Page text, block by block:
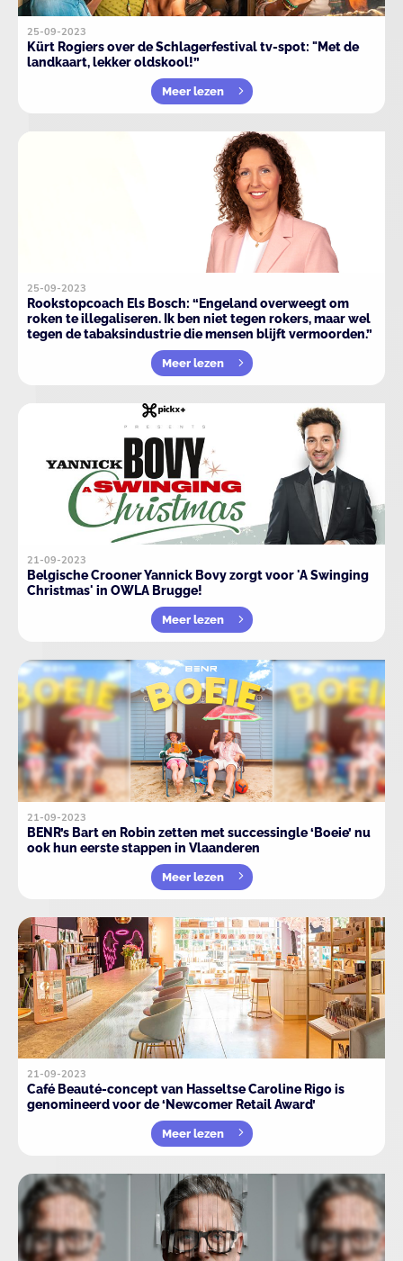
25-09-2023
Kürt Rogiers over de Schlagerfestival tv-spot: "Met de
landkaart, lekker oldskool!”
Meer lezen
25-09-2023
Rookstopcoach Els Bosch: “Engeland overweegt om
roken te illegaliseren. Ik ben niet tegen rokers, maar wel
tegen de tabaksindustrie die mensen blijft vermoorden.”
Meer lezen
21-09-2023
Belgische Crooner Yannick Bovy zorgt voor 'A Swinging
Christmas' in OWLA Brugge!
Meer lezen
21-09-2023
BENR’s Bart en Robin zetten met successingle ‘Boeie’ nu
ook hun eerste stappen in Vlaanderen
Meer lezen
21-09-2023
Café Beauté-concept van Hasseltse Caroline Rigo is
genomineerd voor de ‘Newcomer Retail Award’
Meer lezen